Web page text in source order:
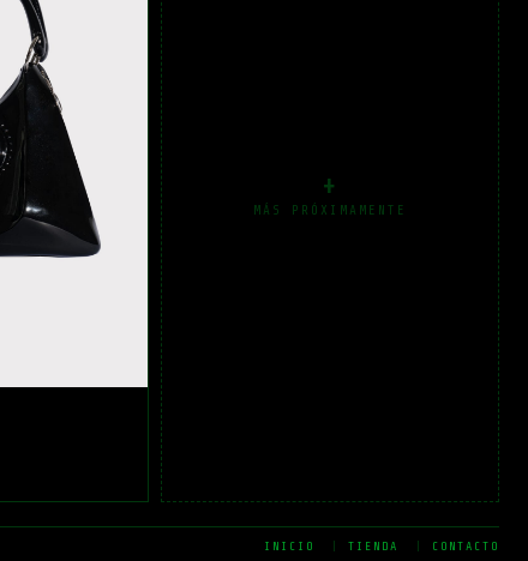
+
MÁS PRÓXIMAMENTE
INICIO TIENDA CONTACTO